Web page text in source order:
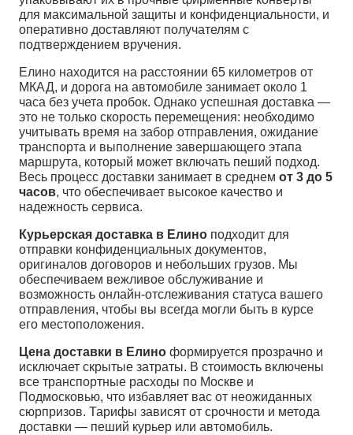
для максимальной защиты и конфиденциальности, и
оперативно доставляют получателям с
подтверждением вручения.
Елино находится на расстоянии 65 километров от
МКАД, и дорога на автомобиле занимает около 1
часа без учета пробок. Однако успешная доставка —
это не только скорость перемещения: необходимо
учитывать время на забор отправления, ожидание
транспорта и выполнение завершающего этапа
маршрута, который может включать пеший подход.
Весь процесс доставки занимает в среднем от 3 до 5
часов, что обеспечивает высокое качество и
надежность сервиса.
Курьерская доставка в Елино подходит для
отправки конфиденциальных документов,
оригиналов договоров и небольших грузов. Мы
обеспечиваем вежливое обслуживание и
возможность онлайн-отслеживания статуса вашего
отправления, чтобы вы всегда могли быть в курсе
его местоположения.
Цена доставки в Елино формируется прозрачно и
исключает скрытые затраты. В стоимость включены
все транспортные расходы по Москве и
Подмосковью, что избавляет вас от неожиданных
сюрпризов. Тарифы зависят от срочности и метода
доставки — пеший курьер или автомобиль.